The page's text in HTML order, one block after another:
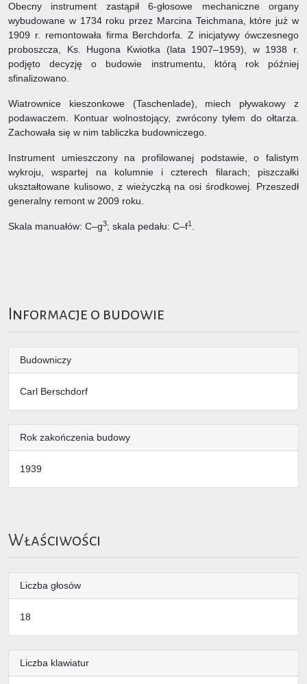
Obecny instrument zastąpił 6-głosowe mechaniczne organy
wybudowane w 1734 roku przez Marcina Teichmana, które już w
1909 r. remontowała firma Berchdorfa. Z inicjatywy ówczesnego
proboszcza, Ks. Hugona Kwiotka (lata 1907–1959), w 1938 r.
podjęto decyzję o budowie instrumentu, którą rok później
sfinalizowano.
Wiatrownice kieszonkowe (Taschenlade), miech pływakowy z
podawaczem. Kontuar wolnostojący, zwrócony tyłem do ołtarza.
Zachowała się w nim tabliczka budowniczego.
Instrument umieszczony na profilowanej podstawie, o falistym
wykroju, wspartej na kolumnie i czterech filarach; piszczałki
ukształtowane kulisowo, z wieżyczką na osi środkowej. Przeszedł
generalny remont w 2009 roku.
Skala manuałów: C–g3; skala pedału: C–f1
Informacje o budowie
Budowniczy
Carl Berschdorf
Rok zakończenia budowy
1939
Właściwości
Liczba głosów
18
Liczba klawiatur